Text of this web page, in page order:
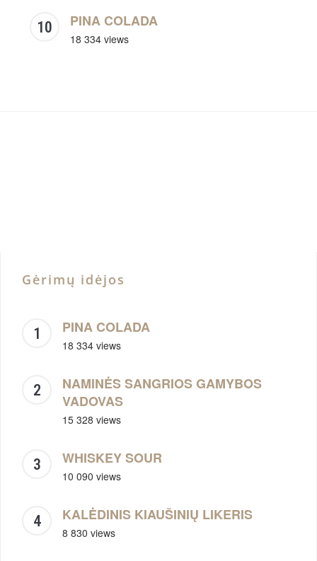
PINA COLADA
18 334 views
Gėrimų idėjos
PINA COLADA
18 334 views
NAMINĖS SANGRIOS GAMYBOS
VADOVAS
15 328 views
WHISKEY SOUR
10 090 views
KALĖDINIS KIAUŠINIŲ LIKERIS
8 830 views